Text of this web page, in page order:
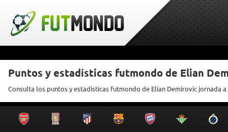
Puntos y estadísticas futmondo de Elian
Consulta los puntos y estadísticas futmondo de Elian Demirovic jornada